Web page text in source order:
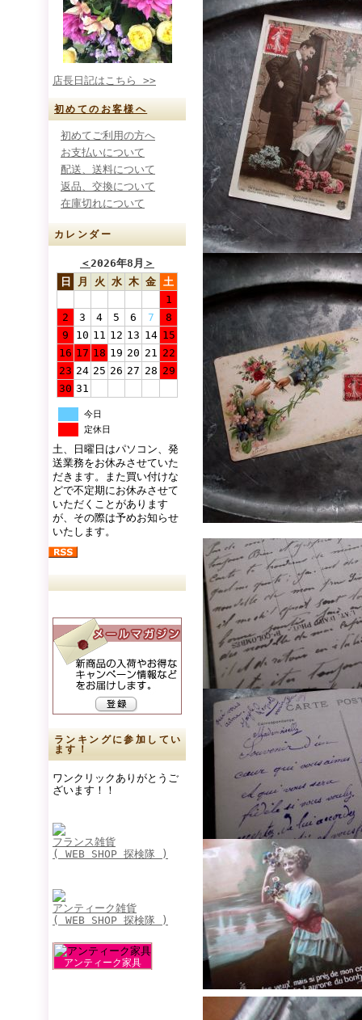
店長日記はこちら >>
初めてのお客様へ
初めてご利用の方へ
お支払いについて
配送、送料について
返品、交換について
在庫切れについて
カレンダー
＜2026年8月 ＞
日
月 火 水 木 金 土
1
2
3 4 5 6 7
8
9
10 11 12 13 14 15
16 17 18 19 20 21 22
23 24 25 26 27 28 29
30 31
今日
定休日
土、日曜日はパソコン、発
送業務をお休みさせていた
だきます。また買い付けな
どで不定期にお休みさせて
いただくことがあります
が、その際は予めお知らせ
いたします。
ランキングに参加してい
ます！
ワンクリックありがとうご
ざいます！！
フランス雑貨
( WEB SHOP 探検隊 )
アンティーク雑貨
( WEB SHOP 探検隊 )
アンティーク家具